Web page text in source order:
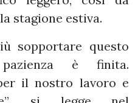
stagione estiva.
sopportare questo
è finita.
il nostro lavoro e